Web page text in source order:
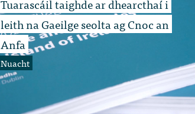
Tuarascáil taighde ar dhearcthaí i
leith na Gaeilge seolta ag Cnoc an
Anfa
Nuacht